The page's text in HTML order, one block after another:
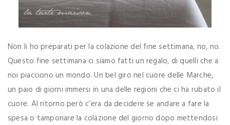
Non li ho preparati per la colazione del fine settimana, no, no.
Questo fine settimana ci siamo fatti un regalo, di quelli che a
noi piacciono un mondo. Un bel giro nel cuore delle Marche,
un paio di giorni immersi in una delle regioni che ci ha rubato il
cuore. Al ritorno però c’era da decidere se andare a fare la
spesa o tamponare la colazione del giorno dopo mettendosi